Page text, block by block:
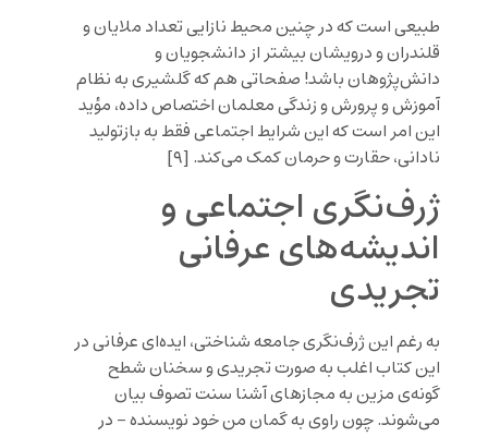
طبیعی است که در چنین محیط نازایی تعداد ملایان و
قلندران و درویشان بیشتر از دانشجویان و
دانش‌پژوهان باشد! صفحاتی هم که گلشیری به نظام
آموزش و پرورش و زندگی معلمان اختصاص داده، مؤید
این امر است که این شرایط اجتماعی فقط به بازتولید
نادانی، حقارت و حرمان کمک می‌کند. [۹]
ژرف‌نگری اجتماعی و
اندیشه‌های عرفانی
تجریدی
به رغم این ژرف‌نگری جامعه شناختی، ایده‌‌ای عرفانی در
این کتاب اغلب به صورت تجریدی و سخنان شطح
گونه‌ی مزین به مجازهای آشنا سنت تصوف بیان
می‌شوند. چون راوی به گمان من خود نویسنده – در